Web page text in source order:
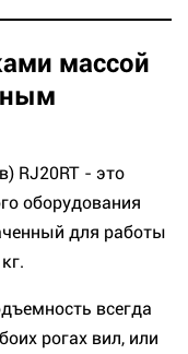
массой
RJ20RT - это
оборудования
для работы
всегда
рогах вил, или